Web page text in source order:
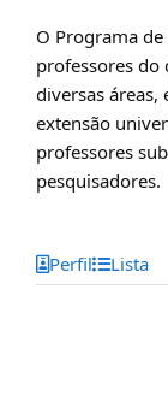
O Programa
professores do
diversas áreas,
extensão
professores
pesquisadores.
Perfil Lista